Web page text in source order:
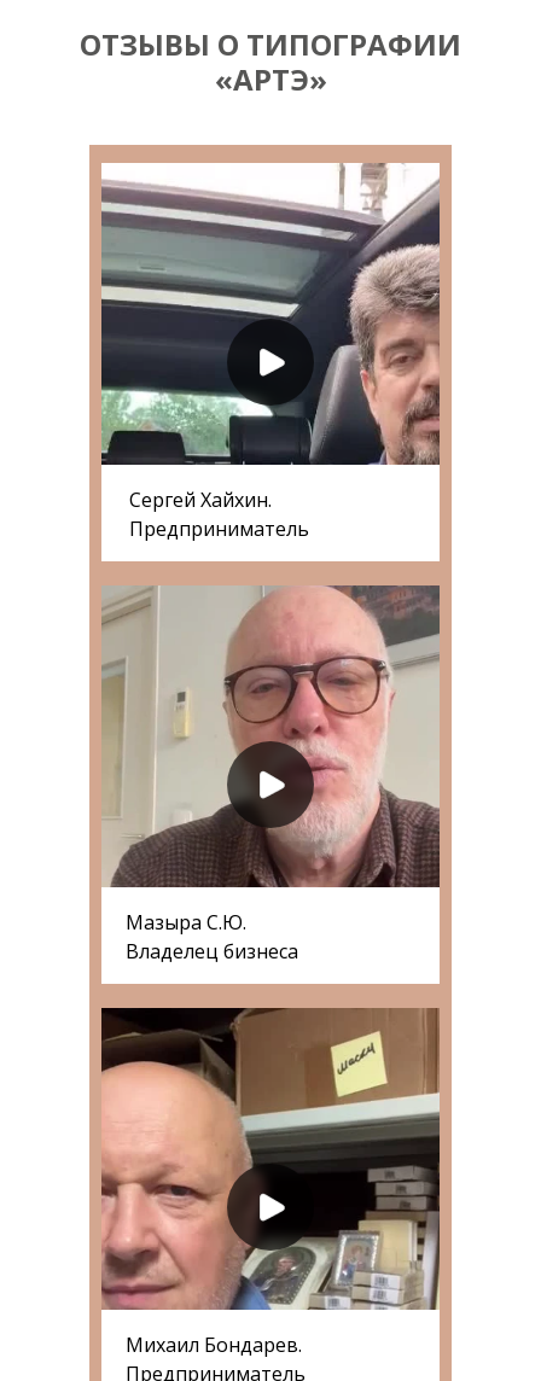
ОТЗЫВЫ О ТИПОГРАФИИ
«АРТЭ»
Сергей Хайхин.
Предприниматель
Мазыра С.Ю.
Владелец бизнеса
Михаил Бондарев.
Предприниматель